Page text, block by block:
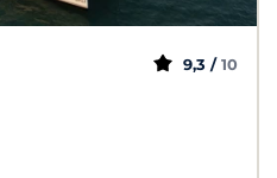
9,3 / 10